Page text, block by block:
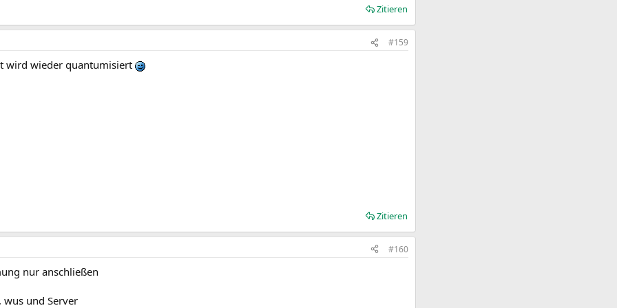
Zitieren
#159
wird wieder quantumisiert
Zitieren
#160
nur anschließen
und Server